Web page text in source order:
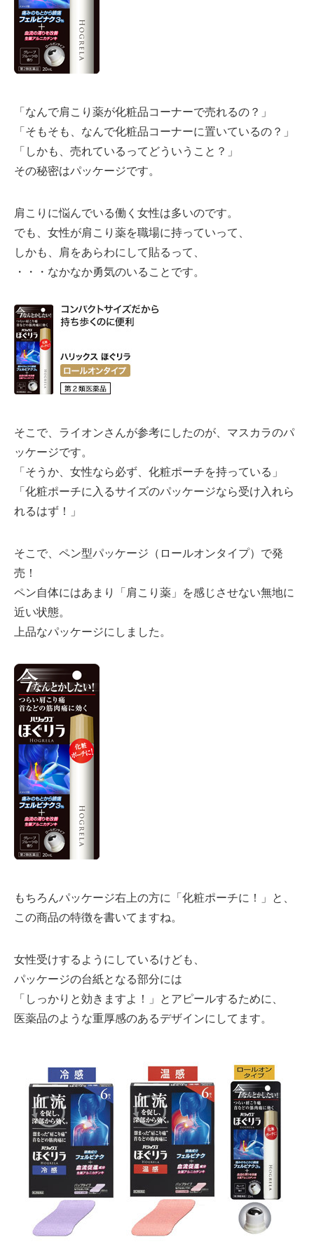
「なんで肩こり薬が化粧品コーナーで売れるの？」
「そもそも、なんで化粧品コーナーに置いているの？」
「しかも、売れているってどういうこと？」
その秘密はパッケージです。
肩こりに悩んでいる働く女性は多いのです。
でも、女性が肩こり薬を職場に持っていって、
しかも、肩をあらわにして貼るって、
・・・なかなか勇気のいることです。
そこで、ライオンさんが参考にしたのが、マスカラのパ
ッケージです。
「そうか、女性なら必ず、化粧ポーチを持っている」
「化粧ポーチに入るサイズのパッケージなら受け入れら
れるはず！」
そこで、ペン型パッケージ（ロールオンタイプ）で発
売！
ペン自体にはあまり「肩こり薬」を感じさせない無地に
近い状態。
上品なパッケージにしました。
もちろんパッケージ右上の方に「化粧ポーチに！」と、
この商品の特徴を書いてますね。
女性受けするようにしているけども、
パッケージの台紙となる部分には
「しっかりと効きますよ！」とアピールするために、
医薬品のような重厚感のあるデザインにしてます。